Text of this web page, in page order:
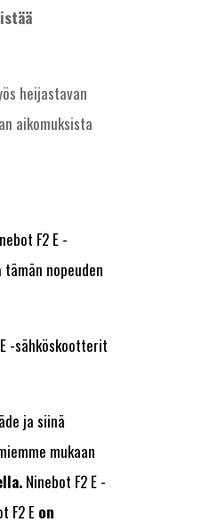
heijastavan
aikomuksista
F2 E -
nopeuden
-sähköskootterit
ja siinä
mukaan
Ninebot F2 E -
F2 Eon